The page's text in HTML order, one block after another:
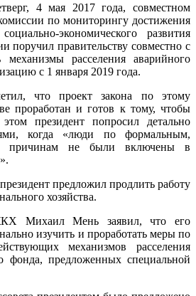
4 мая 2017 года, совместном
по мониторингу достижения
экономического развития
поручил правительству совместно с
механизмы расселения аварийного
с 1 января 2019 года.
что проект закона по этому
проработан и готов к тому, чтобы
президент попросил детально
когда «люди по формальным,
причинам не были включены в
предложил продлить работу
хозяйства.
Михаил Мень заявил, что его
изучить и проработать меры по
механизмов расселения
фонда, предложенных специальной